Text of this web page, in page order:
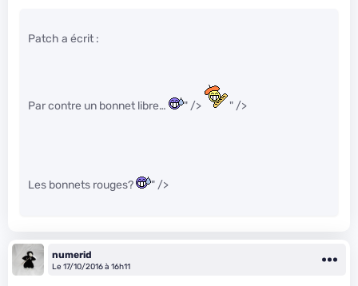
Patch a écrit :
Par contre un bonnet libre… " /> " />
Les bonnets rouges? " />
numerid
Le 17/10/2016 à 16h11